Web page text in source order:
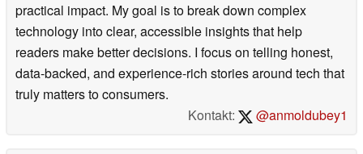
practical impact. My goal is to break down complex
technology into clear, accessible insights that help
readers make better decisions. I focus on telling honest,
data-backed, and experience-rich stories around tech that
truly matters to consumers.
Kontakt:
@anmoldubey1